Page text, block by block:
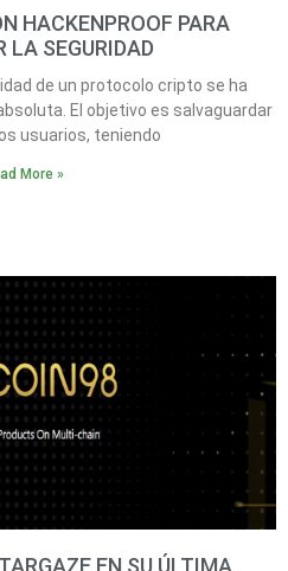
HACKENPROOF PARA
LA SEGURIDAD
de un protocolo cripto se ha
El objetivo es salvaguardar
usuarios, teniendo
More »
EN SU ÚLTIMA